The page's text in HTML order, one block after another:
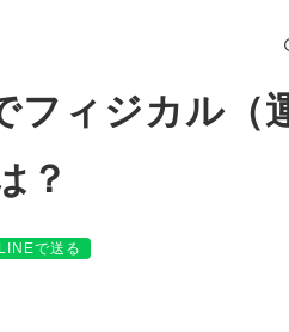
フィジカル（
？
LINEで送る